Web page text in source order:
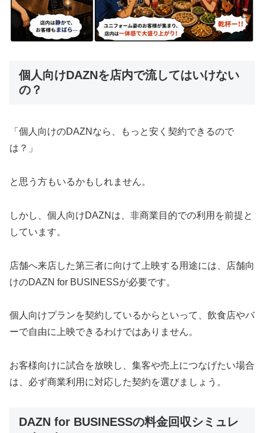
個人向けDAZNを店内で流してはいけない
の？
「個人向けのDAZNなら、もっと安く契約できるので
は？」
と思う方もいるかもしれません。
しかし、個人向けDAZNは、非商業目的での利用を前提と
しています。
店舗へ来店した第三者に向けて上映する用途には、店舗向
けのDAZN for BUSINESSが必要です。
個人向けプランを契約しているからといって、飲食店やバ
ーで自由に上映できるわけではありません。
お客様向けに試合を放映し、集客や売上につなげたい場合
は、必ず商業利用に対応した契約を選びましょう。
DAZN for BUSINESSの料金回収シミュレ